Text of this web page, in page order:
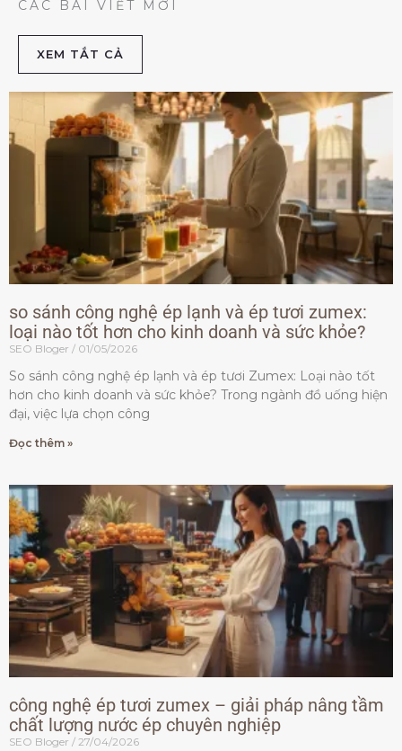
CÁC BÀI VIẾT MỚI
XEM TẮT CẢ
so sánh công nghệ ép lạnh và ép tươi zumex:
loại nào tốt hơn cho kinh doanh và sức khỏe?
SEO Bloger 01/05/2026
So sánh công nghệ ép lạnh và ép tươi Zumex: Loại nào tốt
hơn cho kinh doanh và sức khỏe? Trong ngành đồ uống hiện
đại, việc lựa chọn công
Đọc thêm »
công nghệ ép tươi zumex – giải pháp nâng tầm
chất lượng nước ép chuyên nghiệp
SEO Bloger 27/04/2026